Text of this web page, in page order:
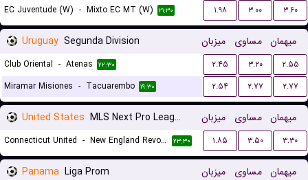
EC Juventude (W) - Mixto EC MT (W) ۲۱:۳۰ ۱.۹۸ ۳.۰۰ ۳.۶۰
Uruguay Segunda Division میزبان مساوی میهمان
Club Oriental - Atenas ۲۲:۳۰ ۲.۴۵ ۳.۲۰
۲.۵۵
Miramar Misiones - Tacuarembo ۱۹:۳۰ ۲.۵۴ ۲.۷۷ ۲.۷۷
United States MLS Next Pro League میزبان مساوی میهمان
Connecticut United - New England Revolution II ۲۳:۳۰ ۱.۸۵ ۳.۵۰ ۳.۳۰
Panama Liga Prom میزبان مساوی میهمان